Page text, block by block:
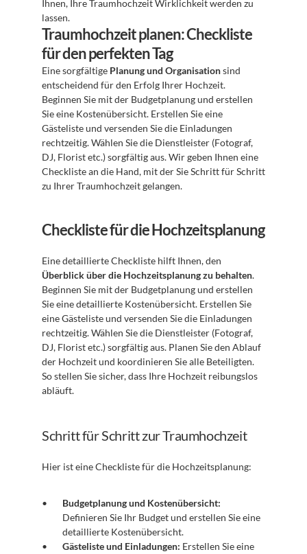
Ihnen, Ihre Traumhochzeit Wirklichkeit werden zu
lassen.
Traumhochzeit planen: Checkliste
für den perfekten Tag
Eine sorgfältige Planung und Organisation sind
entscheidend für den Erfolg Ihrer Hochzeit.
Beginnen Sie mit der Budgetplanung und erstellen
Sie eine Kostenübersicht. Erstellen Sie eine
Gästeliste und versenden Sie die Einladungen
rechtzeitig. Wählen Sie die Dienstleister (Fotograf,
DJ, Florist etc.) sorgfältig aus. Wir geben Ihnen eine
Checkliste an die Hand, mit der Sie Schritt für Schritt
zu Ihrer Traumhochzeit gelangen.
Checkliste für die Hochzeitsplanung
Überblick über die Hochzeitsplanung zu behalten.
Beginnen Sie mit der Budgetplanung und erstellen
Sie eine detaillierte Kostenübersicht. Erstellen Sie
eine Gästeliste und versenden Sie die Einladungen
rechtzeitig. Wählen Sie die Dienstleister (Fotograf,
DJ, Florist etc.) sorgfältig aus. Planen Sie den Ablauf
der Hochzeit und koordinieren Sie alle Beteiligten.
So stellen Sie sicher, dass Ihre Hochzeit reibungslos
abläuft.
Schritt für Schritt zur Traumhochzeit
Hier ist eine Checkliste für die Hochzeitsplanung:
Budgetplanung und Kostenübersicht:
Definieren Sie Ihr Budget und erstellen Sie eine
detaillierte Kostenübersicht.
Gästeliste und Einladungen: Erstellen Sie eine